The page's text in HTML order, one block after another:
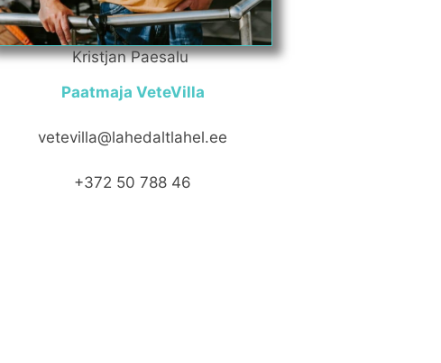
Kristjan Paesalu
Paatmaja VeteVilla
vetevilla@lahedaltlahel.ee
+372 50 788 46